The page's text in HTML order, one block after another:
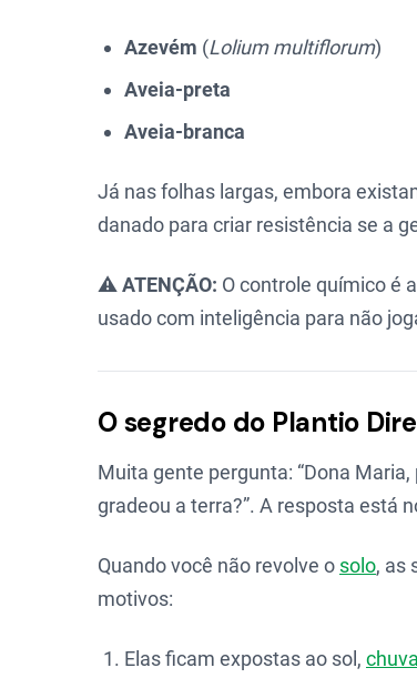
Azevém (Lolium multiflorum)
Aveia-preta
Aveia-branca
Já nas folhas largas, embora
danado para criar resistência se a
⚠️ ATENÇÃO: O controle químico é
usado com inteligência para não
O segredo do Plantio
Muita gente pergunta: “Dona
gradeou a terra?”. A resposta está
Quando você não revolve o solo, as
motivos:
Elas ficam expostas ao sol, chuva